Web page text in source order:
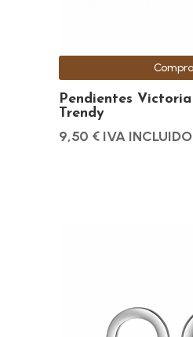
Pendientes
Trendy
9,50 € IVA INCLUIDO